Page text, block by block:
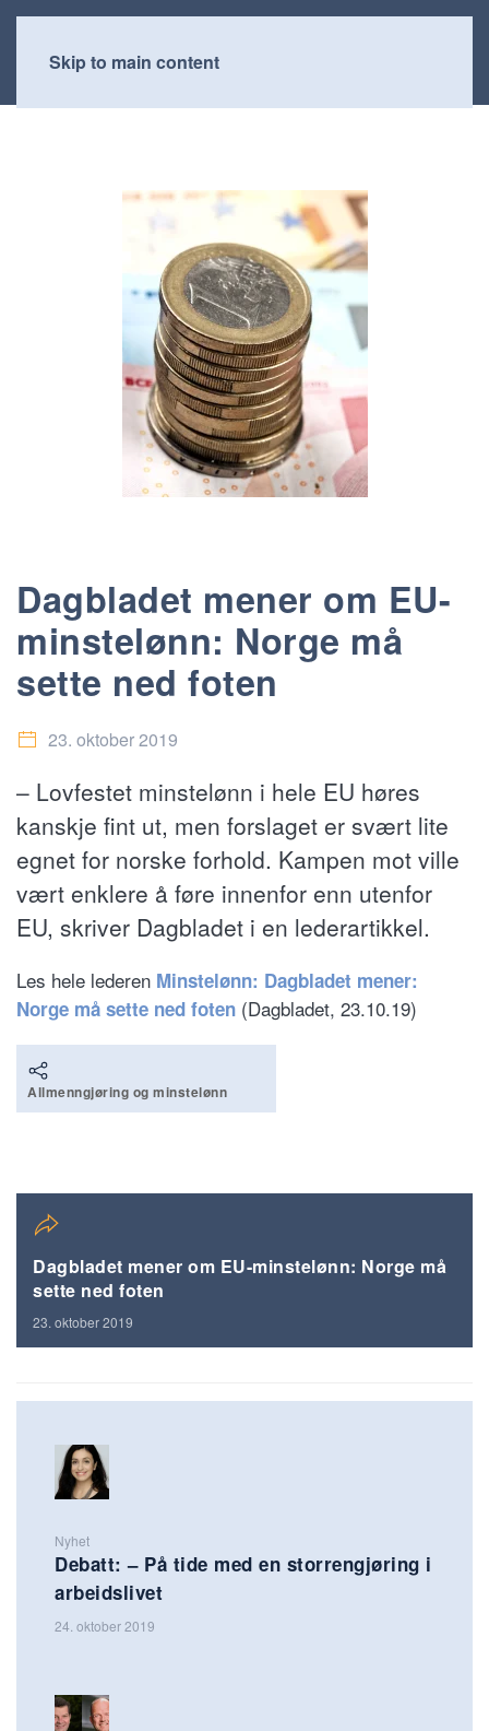
Skip to main content
Dagbladet mener om EU-
minstelønn: Norge må
sette ned foten
23. oktober 2019
– Lovfestet minstelønn i hele EU høres
kanskje fint ut, men forslaget er svært lite
egnet for norske forhold. Kampen mot ville
vært enklere å føre innenfor enn utenfor
EU, skriver Dagbladet i en lederartikkel.
Les hele lederen Minstelønn: Dagbladet mener:
Norge må sette ned foten (Dagbladet, 23.10.19)
Allmenngjøring og minstelønn
Dagbladet mener om EU-minstelønn: Norge må
sette ned foten
23. oktober 2019
Nyhet
Debatt: – På tide med en storrengjøring i
arbeidslivet
24. oktober 2019